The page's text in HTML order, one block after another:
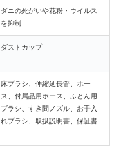
ダニの死がいや花粉・ウイルス
を抑制
ダストカップ
床ブラシ、伸縮延長管、ホー
ス、付属品用ホース、ふとん用
ブラシ、すき間ノズル、お手入
れブラシ、取扱説明書、保証書